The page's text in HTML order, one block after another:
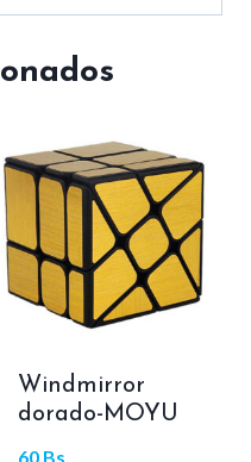
Windmirror
dorado-MOYU
60 Bs.